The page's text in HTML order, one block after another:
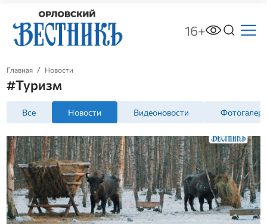
16+
Главная Новости
#Туризм
Все Новости Видеоновости